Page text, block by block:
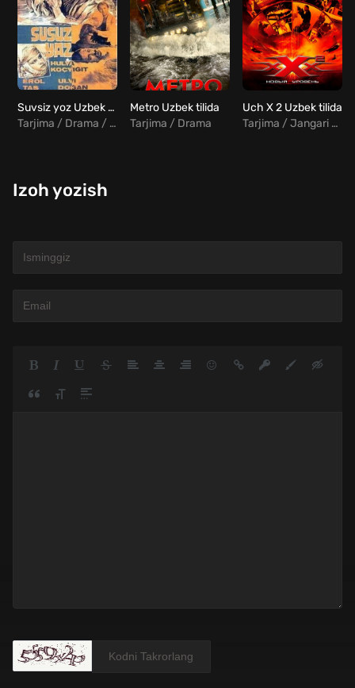
Suvsiz yoz Uzbek Tilida
Tarjima / Drama / Turk
Metro Uzbek tilida
Tarjima / Drama
Uch X 2 Uzbek tilida
Tarjima / Jangari / Sarguzasht / Fantastika
Izoh yozish